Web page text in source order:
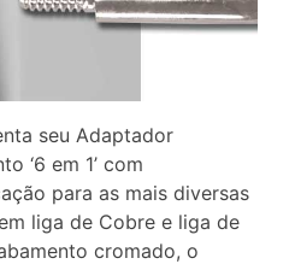
seu Adaptador
‘6 em 1’ com
para as mais diversas
liga de Cobre e liga de
cromado, o